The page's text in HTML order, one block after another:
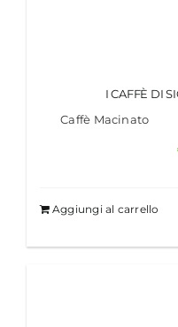
I CAFFÈ DI
Caffè Macinato
Aggiungi al carrello